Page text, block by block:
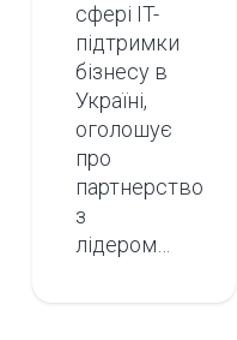
сфері IT-
підтримки
бізнесу в
Україні,
оголошує
про
партнерство
з
лідером…